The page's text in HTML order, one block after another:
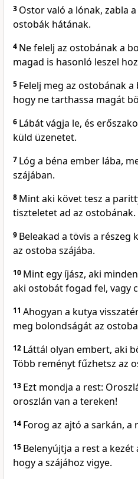
3 Ostor való a lónak, zabla
ostobák hátának.
4 Ne felelj az ostobának a
magad is hasonló leszel
5 Felelj meg az ostobának
hogy ne tarthassa magát
6 Lábát vágja le, és
küld üzenetet.
7 Lóg a béna ember lába,
szájában.
8 Mint aki követ tesz a
tiszteletet ad az ostobának.
9 Beleakad a tövis a részeg
az ostoba szájába.
10 Mint egy íjász, aki
aki ostobát fogad fel, vagy
11 Ahogyan a kutya
meg bolondságát az
12 Láttál olyan embert, aki
Több reményt fűzhetsz az
13 Ezt mondja a rest:
oroszlán van a tereken!
14 Forog az ajtó a sarkán, a
15 Belenyújtja a rest a
hogy a szájához vigye.